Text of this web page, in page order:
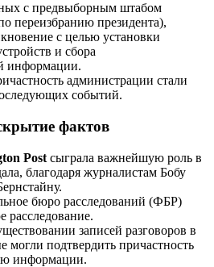
с предвыборным штабом
переизбранию президента),
с целью установки
и сбора
информации.
администрации стали
событий.
фактов
Post сыграла важнейшую роль в
благодаря журналистам Бобу
бюро расследований (ФБР)
расследование.
записей разговоров в
могли подтвердить причастность
информации.